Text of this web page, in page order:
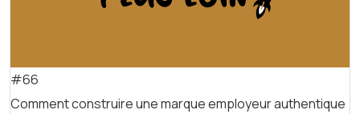
#66
Comment construire une marque employeur authentique